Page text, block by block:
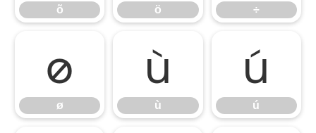
õ ö ÷
ø
ø
ù
ù
ú
ú